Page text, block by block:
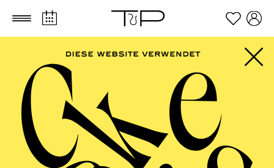
Zum Hauptinhalt springen Zum Footer springen
AALTO MUSIKTHEATER